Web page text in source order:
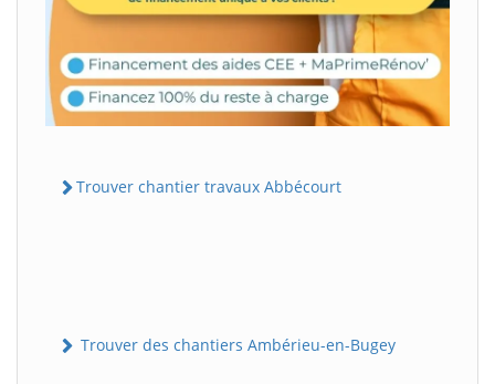
Trouver chantier travaux Abbécourt
Trouver des chantiers Ambérieu-en-Bugey